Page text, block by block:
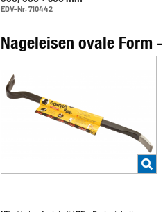
EDV-Nr. 710442
Nageleisen ovale Form -